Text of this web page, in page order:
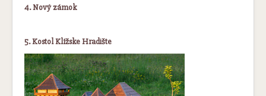
4. Nový zámok
5. Kostol Klížske Hradište